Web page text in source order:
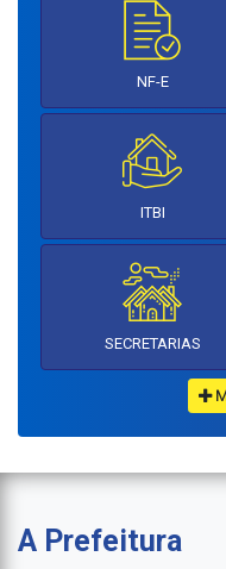
NF-E
ITBI
SECRETARIAS
A Prefeitura